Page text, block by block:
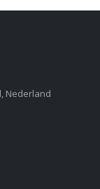
Nederland